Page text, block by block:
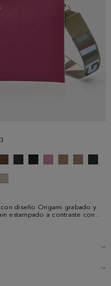
diseño Origami grabado y
estampado a contraste con
con tirador e interior en